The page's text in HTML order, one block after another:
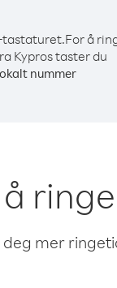
tastaturet.For å
Kypros taster du
nummer
deg mer